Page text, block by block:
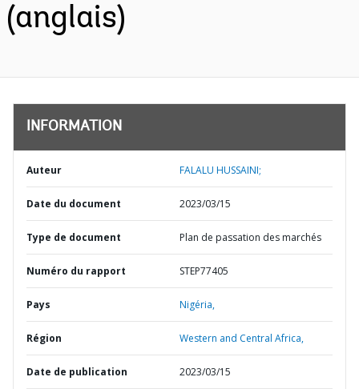
(anglais)
INFORMATION
Auteur FALALU HUSSAINI;
Date du document 2023/03/15
Type de document Plan de passation des marchés
Numéro du rapport STEP77405
Pays Nigéria,
Région Western and Central Africa,
Date de publication 2023/03/15